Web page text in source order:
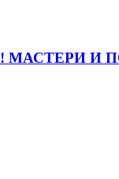
МАСТЕРИ И